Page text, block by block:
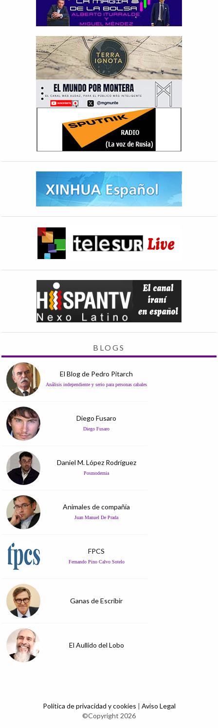
BLOGS
El Blog de Pedro Pitarch
Análisis independiente y serio para personas cabales
Diego Fusaro
Diego Fusaro
Daniel M. López Rodríguez
Posmodernia
Animales de compañía
Juan Manuel De Prada
FPCS
Fernando Pino Calvo Sotelo
Ganas de Escribir
El Aullido del Lobo
Política de privacidad y cookies | Aviso Legal
©Copyright 2026